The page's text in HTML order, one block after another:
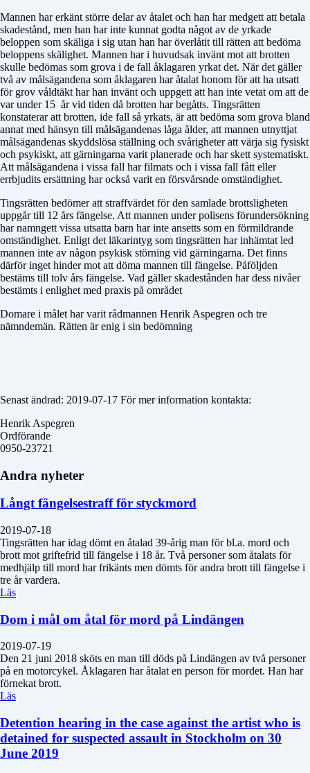
Mannen har erkänt större delar av åtalet och han har medgett att betala
skadestånd, men han har inte kunnat godta något av de yrkade
beloppen som skäliga i sig utan han har överlåtit till rätten att bedöma
beloppens skälighet. Mannen har i huvudsak invänt mot att brotten
skulle bedömas som grova i de fall åklagaren yrkat det. När det gäller
två av målsägandena som åklagaren har åtalat honom för att ha utsatt
för grov våldtäkt har han invänt och uppgett att han inte vetat om att de
var under 15 år vid tiden då brotten har begåtts. Tingsrätten
konstaterar att brotten, ide fall så yrkats, är att bedöma som grova bland
annat med hänsyn till målsägandenas låga ålder, att mannen utnyttjat
målsägandenas skyddslösa ställning och svårigheter att värja sig fysiskt
och psykiskt, att gärningarna varit planerade och har skett systematiskt.
Att målsägandena i vissa fall har filmats och i vissa fall fått eller
errbjudits ersättning har också varit en försvårsnde omständighet.
Tingsrätten bedömer att straffvärdet för den samlade brottsligheten
uppgår till 12 års fängelse. Att mannen under polisens förundersökning
har namngett vissa utsatta barn har inte ansetts som en förmildrande
omständighet. Enligt det läkarintyg som tingsrätten har inhämtat led
mannen inte av någon psykisk störning vid gärningarna. Det finns
därför inget hinder mot att döma mannen till fängelse. Påföljden
bestäms till tolv års fängelse. Vad gäller skadestånden har dess nivåer
bestämts i enlighet med praxis på området
Domare i målet har varit rådmannen Henrik Aspegren och tre
nämndemän. Rätten är enig i sin bedömning
Senast ändrad: 2019-07-17 För mer information kontakta:
Henrik Aspegren
Ordförande
0950-23721
Andra nyheter
Långt fängelsestraff för styckmord
2019-07-18
Tingsrätten har idag dömt en åtalad 39-årig man för bl.a. mord och
brott mot griftefrid till fängelse i 18 år. Två personer som åtalats för
medhjälp till mord har frikänts men dömts för andra brott till fängelse i
tre år vardera.
Läs
Dom i mål om åtal för mord på Lindängen
2019-07-19
Den 21 juni 2018 sköts en man till döds på Lindängen av två personer
på en motorcykel. Åklagaren har åtalat en person för mordet. Han har
förnekat brott.
Läs
Detention hearing in the case against the artist who is
detained for suspected assault in Stockholm on 30
June 2019